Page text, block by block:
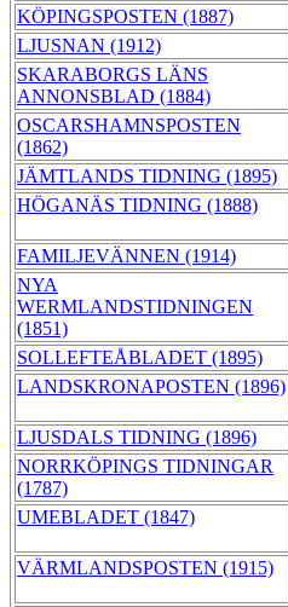
KÖPINGSPOSTEN (1887)
LJUSNAN (1912)
SKARABORGS LÄNS
ANNONSBLAD (1884)
OSCARSHAMNSPOSTEN
(1862)
JÄMTLANDS TIDNING (1895)
HÖGANÄS TIDNING (1888)
FAMILJEVÄNNEN (1914)
NYA
WERMLANDSTIDNINGEN
(1851)
SOLLEFTEÅBLADET (1895)
LANDSKRONAPOSTEN (1896)
LJUSDALS TIDNING (1896)
NORRKÖPINGS TIDNINGAR
(1787)
UMEBLADET (1847)
VÄRMLANDSPOSTEN (1915)